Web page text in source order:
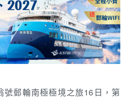
號郵輪南極極境之旅16日，第